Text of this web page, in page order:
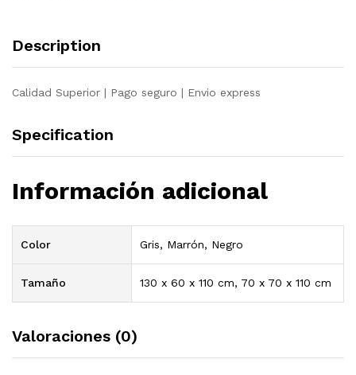
cm
Description
Calidad Superior | Pago seguro | Envio express
Specification
Información adicional
Color Gris, Marrón, Negro
Tamaño 130 x 60 x 110 cm, 70 x 70 x 110 cm
Valoraciones (0)